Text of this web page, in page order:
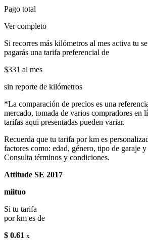
Pago total
Ver completo
Si recorres más kilómetros al mes activa tu
pagarás una tarifa preferencial de
$331 al mes
sin reporte de kilómetros
*La comparación de precios es una
mercado, tomada de varios compradores en
tarifas aqui presentadas pueden variar.
Recuerda que tu tarifa por km es
factores como: edad, género, tipo de garaje
Consulta términos y condiciones.
Attitude SE 2017
miituo
Si tu tarifa
por km es de
$ 0.61 x